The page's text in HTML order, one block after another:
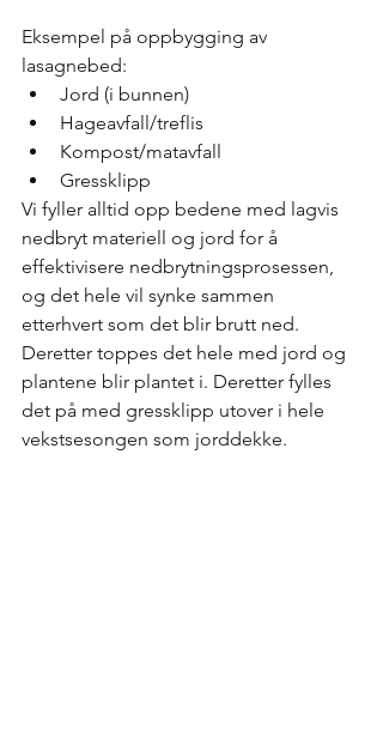
Eksempel på oppbygging av
lasagnebed:
Jord (i bunnen)
Hageavfall/treflis
Kompost/matavfall
Gressklipp
Vi fyller alltid opp bedene med lagvis
nedbryt materiell og jord for å
effektivisere nedbrytningsprosessen,
og det hele vil synke sammen
etterhvert som det blir brutt ned.
Deretter toppes det hele med jord og
plantene blir plantet i. Deretter fylles
det på med gressklipp utover i hele
vekstsesongen som jorddekke.